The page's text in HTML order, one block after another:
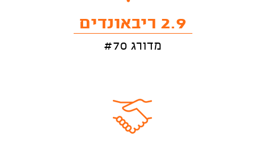
2.9 ריבאונדים
מדורג #70